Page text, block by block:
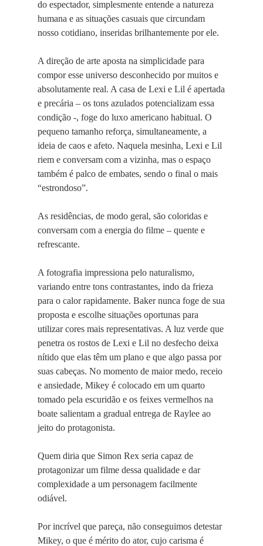
do espectador, simplesmente entende a natureza
humana e as situações casuais que circundam
nosso cotidiano, inseridas brilhantemente por ele.
A direção de arte aposta na simplicidade para
compor esse universo desconhecido por muitos e
absolutamente real. A casa de Lexi e Lil é apertada
e precária – os tons azulados potencializam essa
condição -, foge do luxo americano habitual. O
pequeno tamanho reforça, simultaneamente, a
ideia de caos e afeto. Naquela mesinha, Lexi e Lil
riem e conversam com a vizinha, mas o espaço
também é palco de embates, sendo o final o mais
“estrondoso”.
As residências, de modo geral, são coloridas e
conversam com a energia do filme – quente e
refrescante.
A fotografia impressiona pelo naturalismo,
variando entre tons contrastantes, indo da frieza
para o calor rapidamente. Baker nunca foge de sua
proposta e escolhe situações oportunas para
utilizar cores mais representativas. A luz verde que
penetra os rostos de Lexi e Lil no desfecho deixa
nítido que elas têm um plano e que algo passa por
suas cabeças. No momento de maior medo, receio
e ansiedade, Mikey é colocado em um quarto
tomado pela escuridão e os feixes vermelhos na
boate salientam a gradual entrega de Raylee ao
jeito do protagonista.
Quem diria que Simon Rex seria capaz de
protagonizar um filme dessa qualidade e dar
complexidade a um personagem facilmente
odiável.
Por incrível que pareça, não conseguimos detestar
Mikey, o que é mérito do ator, cujo carisma é